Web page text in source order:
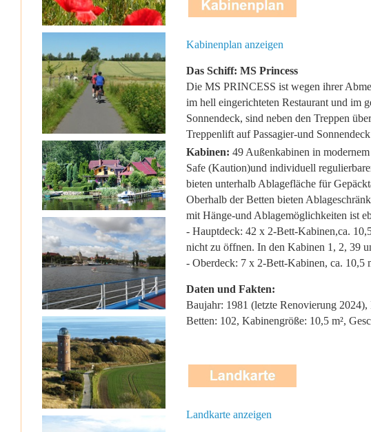
Kabinenplan anzeigen
Das Schiff: MS Princess
Die MS PRINCESS ist wegen ihrer
im hell eingerichteten Restaurant und im
Sonnendeck, sind neben den Treppen
Treppenlift auf Passagier-und
Kabinen: 49 Außenkabinen in
Safe (Kaution)und individuell
bieten unterhalb Ablagefläche für
Oberhalb der Betten bieten
mit Hänge-und Ablagemöglichkeiten ist
- Hauptdeck: 42 x 2-Bett-Kabinen,ca.
nicht zu öffnen. In den Kabinen 1, 2, 39
- Oberdeck: 7 x 2-Bett-Kabinen, ca. 10,5
Daten und Fakten:
Baujahr: 1981 (letzte Renovierung
Betten: 102, Kabinengröße: 10,5 m²,
Landkarte anzeigen